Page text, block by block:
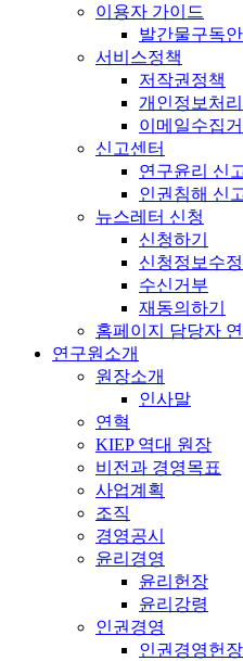
이용자 가이드
발간물구독
서비스정책
저작권정책
개인정보처
이메일수집
신고센터
연구윤리 신
인권침해 신
뉴스레터 신청
신청하기
신청정보수정
수신거부
재동의하기
홈페이지 담당자
연구원소개
원장소개
인사말
연혁
KIEP 역대 원장
비전과 경영목표
사업계획
조직
경영공시
윤리경영
윤리헌장
윤리강령
인권경영
인권경영헌장